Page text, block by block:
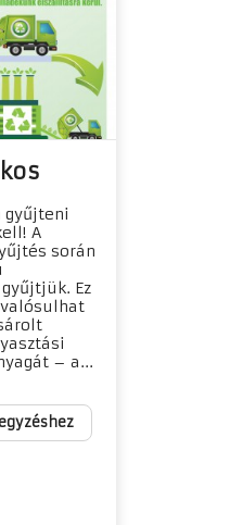
gyűjteni
A
során
Ez
– a...